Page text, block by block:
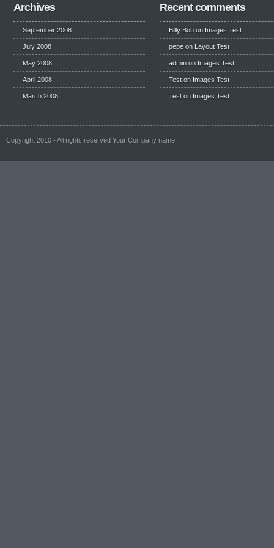
Archives
September 2008
July 2008
May 2008
April 2008
March 2008
Recent comments
Billy Bob on Images Test
pepe on Layout Test
admin on Images Test
Test on Images Test
Test on Images Test
Copyright 2010 - All rights reserved Your Company name